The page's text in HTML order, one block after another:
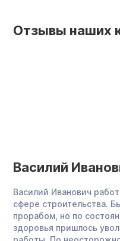
Отзывы наших
Василий
Василий Иванович
сфере строительства.
прорабом, но по
здоровья пришлось